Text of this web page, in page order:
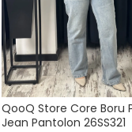
QooQ Store Core Boru
Jean Pantolon 26SS321